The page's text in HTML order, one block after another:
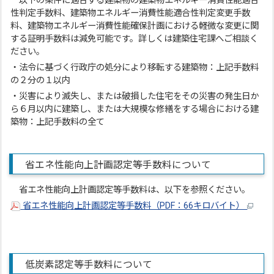
性判定手数料、建築物エネルギー消費性能適合性判定変更手数
料、建築物エネルギー消費性能確保計画における軽微な変更に関
する証明手数料は減免可能です。詳しくは建築住宅課へご相談く
ださい。
・法令に基づく行政庁の処分により移転する建築物：上記手数料
の２分の１以内
・災害により滅失し、または破損した住宅をその災害の発生日か
ら６月以内に建築し、または大規模な修繕をする場合における建
築物：上記手数料の全て
省エネ性能向上計画認定等手数料について
省エネ性能向上計画認定等手数料は、以下を参照ください。
省エネ性能向上計画認定等手数料（PDF：66キロバイト）
低炭素認定等手数料について